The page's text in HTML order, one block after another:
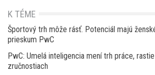
K TÉME
Športový trh môže rásť. Potenciál majú
prieskum PwC
PwC: Umelá inteligencia mení trh práce,
zručnostiach